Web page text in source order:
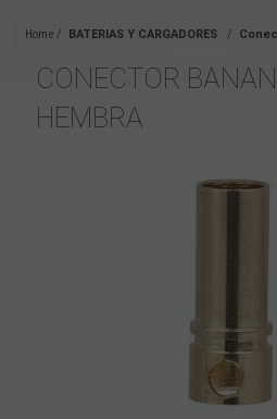
Home BATERIAS Y CARGADORES
CONECTOR
HEMBRA